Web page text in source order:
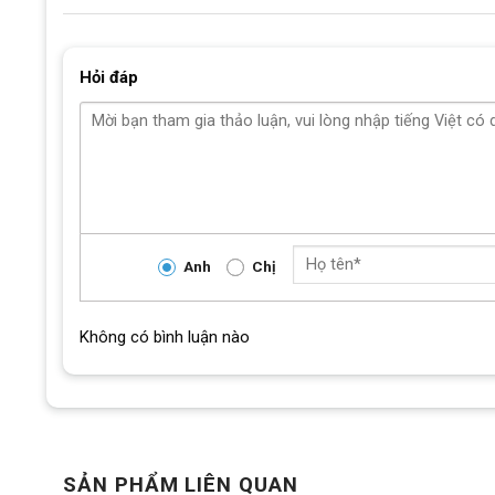
Hỏi đáp
Anh Chị
Không có bình luận nào
SẢN PHẨM LIÊN QUAN